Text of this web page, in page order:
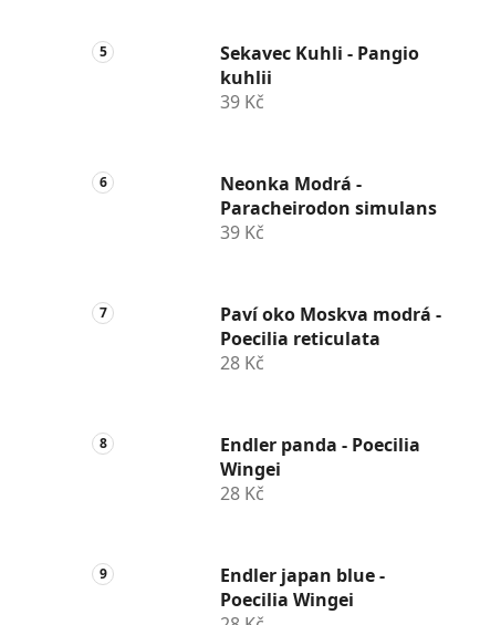
Sekavec Kuhli - Pangio
kuhlii
39 Kč
Neonka Modrá -
Paracheirodon simulans
39 Kč
Paví oko Moskva modrá -
Poecilia reticulata
28 Kč
Endler panda - Poecilia
Wingei
28 Kč
Endler japan blue -
Poecilia Wingei